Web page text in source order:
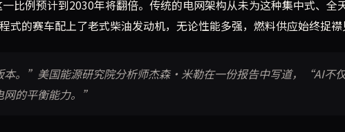
比例预计到2030年将翻倍。传统的电网架构从未为这种集中式、全
的赛车配上了老式柴油发动机，无论性能多强，燃料供应始终捉襟
。”美国能源研究院分析师杰森·米勒在一份报告中写道，“AI不
的平衡能力。”